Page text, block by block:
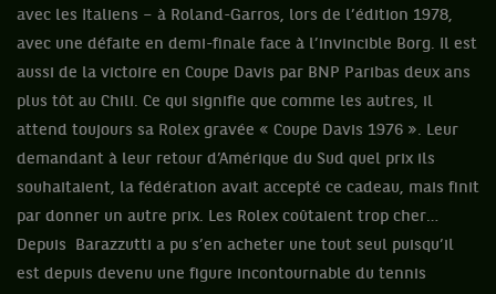
avec les Italiens – à Roland-Garros, lors de l’édition 1978,
avec une défaite en demi-finale face à l’invincible Borg. Il est
aussi de la victoire en Coupe Davis par BNP Paribas deux ans
plus tôt au Chili. Ce qui signifie que comme les autres, il
attend toujours sa Rolex gravée « Coupe Davis 1976 ». Leur
demandant à leur retour d’Amérique du Sud quel prix ils
souhaitaient, la fédération avait accepté ce cadeau, mais finit
par donner un autre prix. Les Rolex coûtaient trop cher…
Depuis Barazzutti a pu s’en acheter une tout seul puisqu’il
est depuis devenu une figure incontournable du tennis